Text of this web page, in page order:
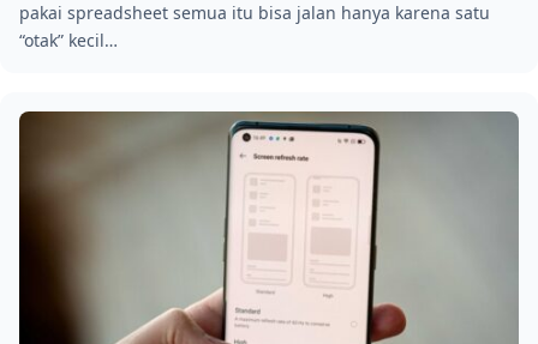
pakai spreadsheet semua itu bisa jalan hanya karena satu
“otak” kecil…